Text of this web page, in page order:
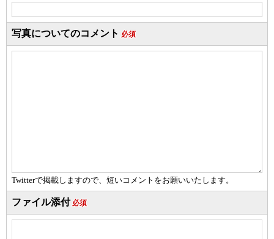
写真についてのコメント 必須
Twitterで掲載しますので、短いコメントをお願いいたします。
ファイル添付 必須